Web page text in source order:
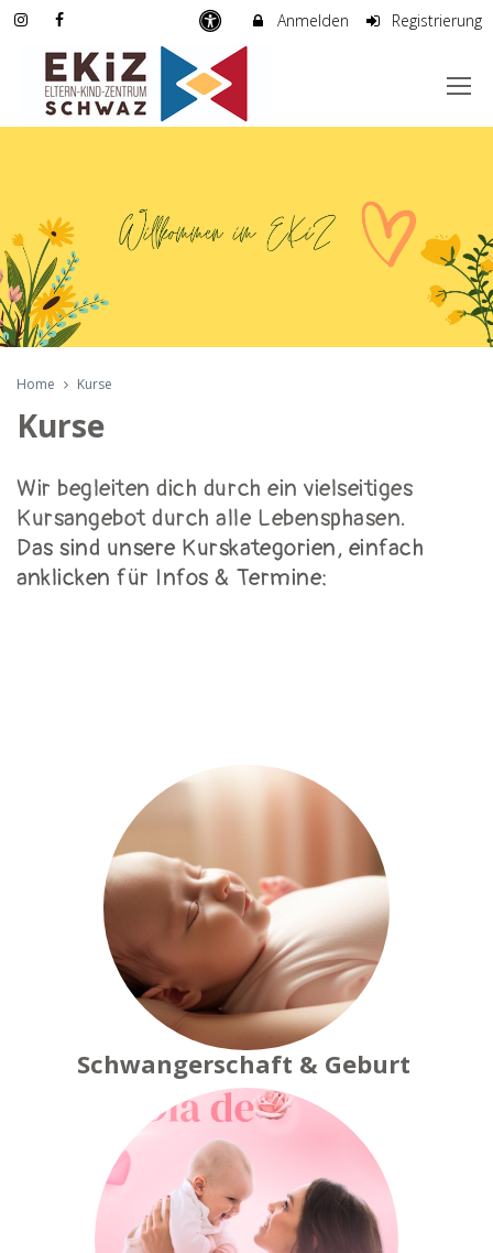
Anmelden Registrierung
Home Kurse
Kurse
Wir begleiten dich durch ein vielseitiges
Kursangebot durch alle Lebensphasen.
Das sind unsere Kurskategorien, einfach
anklicken für Infos & Termine:
Schwangerschaft & Geburt